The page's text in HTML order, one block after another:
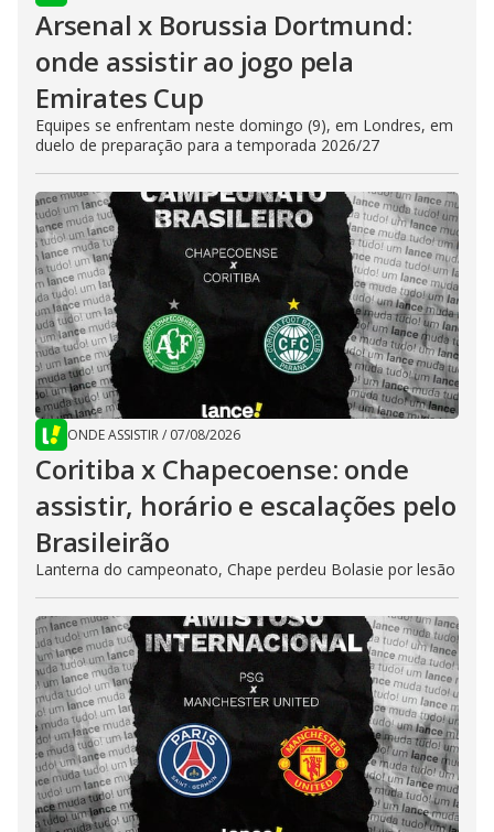
Arsenal x Borussia Dortmund:
onde assistir ao jogo pela
Emirates Cup
Equipes se enfrentam neste domingo (9), em Londres, em
duelo de preparação para a temporada 2026/27
ONDE ASSISTIR/ 07/08/2026
Coritiba x Chapecoense: onde
assistir, horário e escalações pelo
Brasileirão
Lanterna do campeonato, Chape perdeu Bolasie por lesão